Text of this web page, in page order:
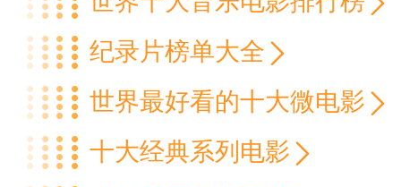
纪录片榜单大全
世界最好看的十大微电影
十大经典系列电影